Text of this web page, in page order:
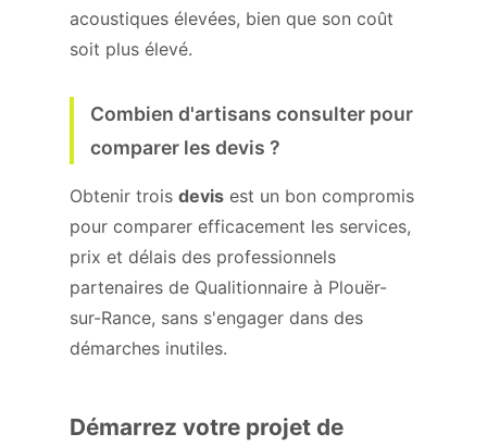
acoustiques élevées, bien que son coût
soit plus élevé.
Combien d'artisans consulter pour
comparer les devis ?
Obtenir trois devis est un bon compromis
pour comparer efficacement les services,
prix et délais des professionnels
partenaires de Qualitionnaire à Plouër-
sur-Rance, sans s'engager dans des
démarches inutiles.
Démarrez votre projet de